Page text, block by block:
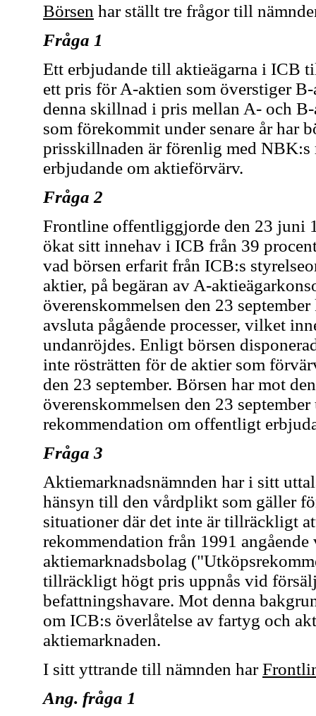
Börsen har ställt tre frågor till
Fråga 1
Ett erbjudande till aktieägarna i ICB
ett pris för A-aktien som överstiger
denna skillnad i pris mellan A- och
som förekommit under senare år har
prisskillnaden är förenlig med
erbjudande om aktieförvärv.
Fråga 2
Frontline offentliggjorde den 23 juni
ökat sitt innehav i ICB från 39
vad börsen erfarit från ICB:s
aktier, på begäran av A-
överenskommelsen den 23
avsluta pågående processer, vilket
undanröjdes. Enligt börsen
inte rösträtten för de aktier som
den 23 september. Börsen har mot
överenskommelsen den 23
rekommendation om offentligt
Fråga 3
Aktiemarknadsnämnden har i sitt
hänsyn till den vårdplikt som gäller
situationer där det inte är tillräckligt
rekommendation från 1991
aktiemarknadsbolag
tillräckligt högt pris uppnås vid
befattningshavare. Mot denna
om ICB:s överlåtelse av fartyg och
aktiemarknaden.
I sitt yttrande till nämnden har
Ang. fråga 1